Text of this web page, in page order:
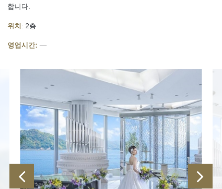
합니다.
위치 : 2층
영업시간: —